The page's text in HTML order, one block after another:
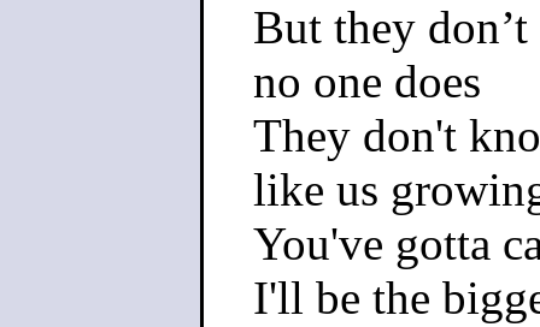
But they
no one does
They don't
like us
You've gotta
I'll be the